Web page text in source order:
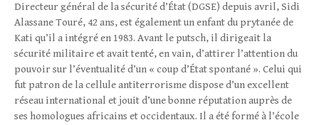
Directeur général de la sécurité d’État (DGSE) depuis avril, Sidi
Alassane Touré, 42 ans, est également un enfant du prytanée de
Kati qu’il a intégré en 1983. Avant le putsch, il dirigeait la
sécurité militaire et avait tenté, en vain, d’attirer l’attention du
pouvoir sur l’éventualité d’un « coup d’État spontané ». Celui qui
fut patron de la cellule antiterrorisme dispose d’un excellent
réseau international et jouit d’une bonne réputation auprès de
ses homologues africains et occidentaux. Il a été formé à l’école